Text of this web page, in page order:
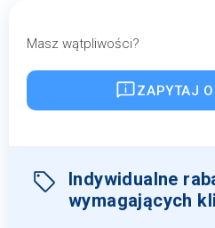
Masz wątpliwości?
ZAPYTAJ
Indywidualne
wymagających